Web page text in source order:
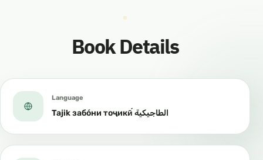
Book Details
Language
Tajik забо́ни тоҷикӣ́ الطاجيكية